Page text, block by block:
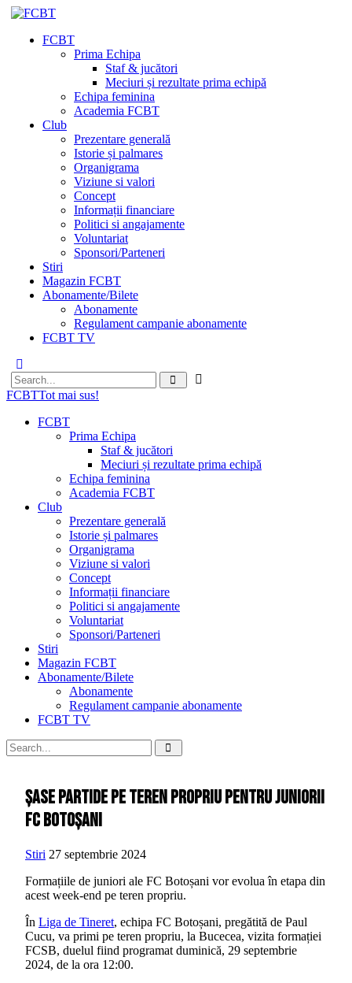
FCBT
Prima Echipa
Staf & jucători
Meciuri și rezultate prima echipă
Echipa feminina
Academia FCBT
Club
Prezentare generală
Istorie și palmares
Organigrama
Viziune si valori
Concept
Informații financiare
Politici si angajamente
Voluntariat
Sponsori/Parteneri
Stiri
Magazin FCBT
Abonamente/Bilete
Abonamente
Regulament campanie abonamente
FCBT TV
FCBTTot mai sus!
FCBT
Prima Echipa
Staf & jucători
Meciuri și rezultate prima echipă
Echipa feminina
Academia FCBT
Club
Prezentare generală
Istorie și palmares
Organigrama
Viziune si valori
Concept
Informații financiare
Politici si angajamente
Voluntariat
Sponsori/Parteneri
Stiri
Magazin FCBT
Abonamente/Bilete
Abonamente
Regulament campanie abonamente
FCBT TV
Șase partide pe teren propriu pentru juniorii
FC Botoșani
Stiri 27 septembrie 2024
Formațiile de juniori ale FC Botoșani vor evolua în etapa din
acest week-end pe teren propriu.
În Liga de Tineret, echipa FC Botoșani, pregătită de Paul
Cucu, va primi pe teren propriu, la Bucecea, vizita formației
FCSB, duelul fiind programat duminică, 29 septembrie
2024, de la ora 12:00.